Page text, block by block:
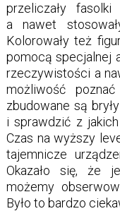
przeliczały
a nawet
Kolorowały też
pomocą specjalnej
rzeczywistości a
możliwość
zbudowane są
i sprawdzić z
Czas na wyższy
tajemnicze
Okazało się, że
możemy
Było to bardzo